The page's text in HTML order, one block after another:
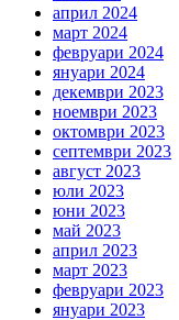
април 2024
март 2024
февруари 2024
януари 2024
декември 2023
ноември 2023
октомври 2023
септември 2023
август 2023
юли 2023
юни 2023
май 2023
април 2023
март 2023
февруари 2023
януари 2023